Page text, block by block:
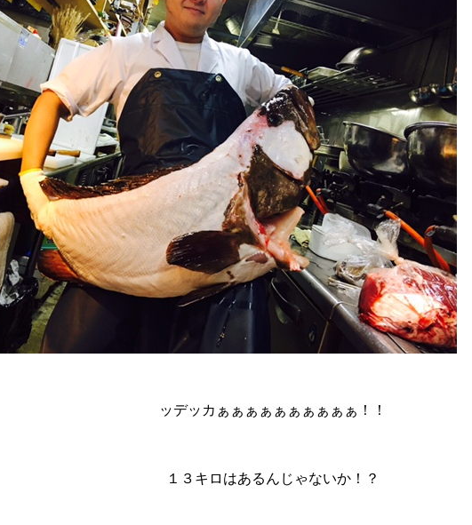
ッデッカぁぁぁぁぁぁぁぁぁぁ！！
１３キロはあるんじゃないか！？